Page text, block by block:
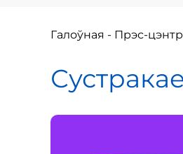
Галоўная - Прэс-цэнтр